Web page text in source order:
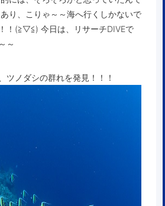
り、こりゃ～～海へ行くしかないで
！(≧▽≦) 今日は、リサーチDIVEで
～
ツノダシの群れを発見！！！